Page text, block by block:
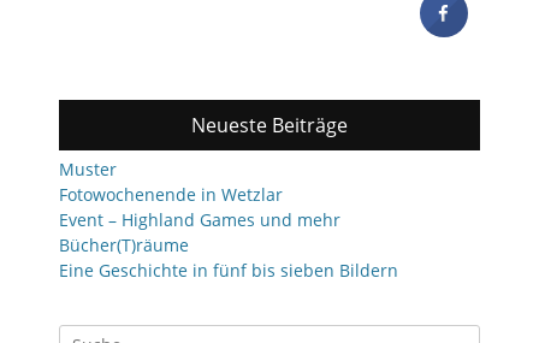
Neueste Beiträge
Muster
Fotowochenende in Wetzlar
Event – Highland Games und mehr
Bücher(T)räume
Eine Geschichte in fünf bis sieben Bildern
Suchen